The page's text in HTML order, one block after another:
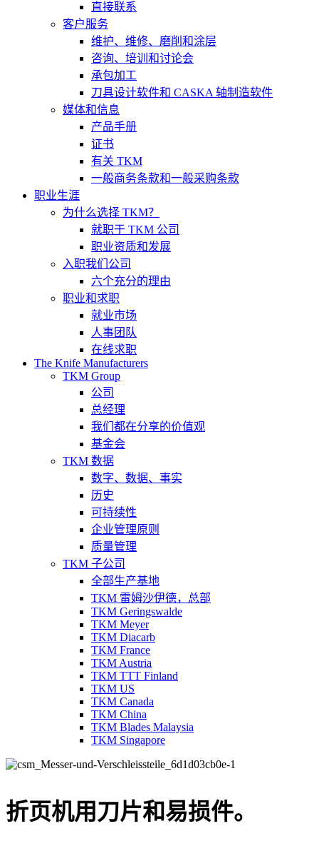
直接联系
客户服务
维护、维修、磨削和涂层
咨询、培训和讨论会
承包加工
刀具设计软件和 CASKA 轴制造软件
媒体和信息
产品手册
证书
有关 TKM
一般商务条款和一般采购条款
职业生涯
为什么选择 TKM？
就职于 TKM 公司
职业资质和发展
入职我们公司
六个充分的理由
职业和求职
就业市场
人事团队
在线求职
The Knife Manufacturers
TKM Group
公司
总经理
我们都在分享的价值观
基金会
TKM 数据
数字、数据、事实
历史
可持续性
企业管理原则
质量管理
TKM 子公司
全部生产基地
TKM 雷姆沙伊德，总部
TKM Geringswalde
TKM Meyer
TKM Diacarb
TKM France
TKM Austria
TKM TTT Finland
TKM US
TKM Canada
TKM China
TKM Blades Malaysia
TKM Singapore
折页机用刀片和易损件。